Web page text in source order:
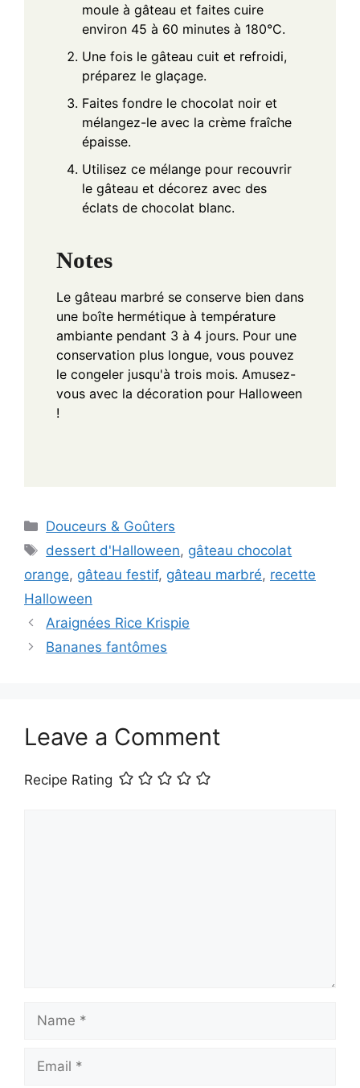
moule à gâteau et faites cuire
environ 45 à 60 minutes à 180°C.
Une fois le gâteau cuit et refroidi,
préparez le glaçage.
Faites fondre le chocolat noir et
mélangez-le avec la crème fraîche
épaisse.
Utilisez ce mélange pour recouvrir
le gâteau et décorez avec des
éclats de chocolat blanc.
Notes
Le gâteau marbré se conserve bien dans
une boîte hermétique à température
ambiante pendant 3 à 4 jours. Pour une
conservation plus longue, vous pouvez
le congeler jusqu'à trois mois. Amusez-
vous avec la décoration pour Halloween
!
Categories
Douceurs & Goûters
Tags
dessert d'Halloween, gâteau chocolat
orange, gâteau festif, gâteau marbré, recette
Halloween
Araignées Rice Krispie
Bananes fantômes
Leave a Comment
Recipe Rating